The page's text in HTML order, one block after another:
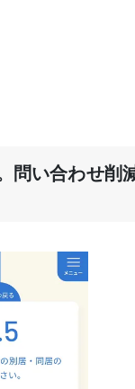
問い合わせ削